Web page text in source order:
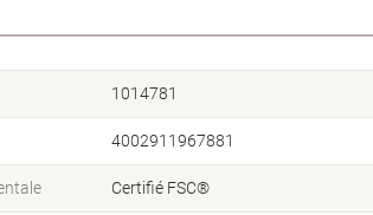
1014781
4002911967881
Certifié FSC®